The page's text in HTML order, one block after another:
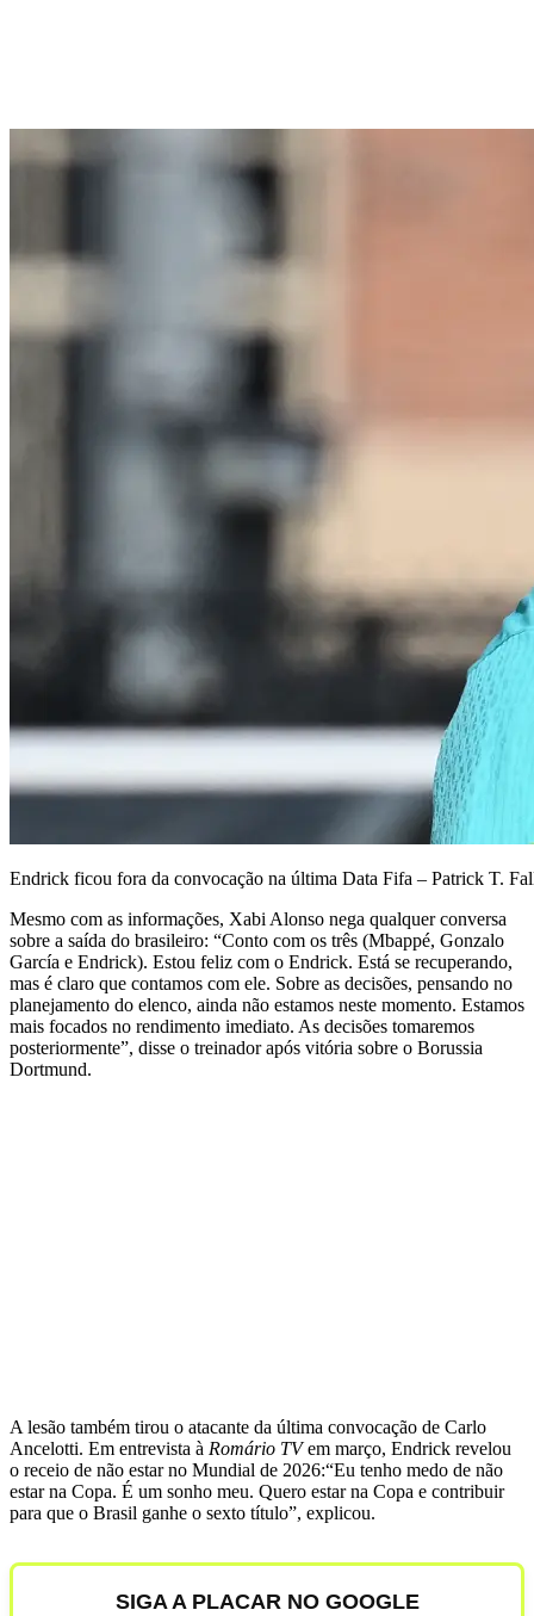
Endrick ficou fora da convocação na última Data Fifa – Patrick T.
Mesmo com as informações, Xabi Alonso nega qualquer conversa
sobre a saída do brasileiro: “Conto com os três (Mbappé, Gonzalo
García e Endrick). Estou feliz com o Endrick. Está se recuperando,
mas é claro que contamos com ele. Sobre as decisões, pensando no
planejamento do elenco, ainda não estamos neste momento. Estamos
mais focados no rendimento imediato. As decisões tomaremos
posteriormente”, disse o treinador após vitória sobre o Borussia
Dortmund.
A lesão também tirou o atacante da última convocação de Carlo
Ancelotti. Em entrevista à Romário TVem março, Endrick revelou
o receio de não estar no Mundial de 2026:“Eu tenho medo de não
estar na Copa. É um sonho meu. Quero estar na Copa e contribuir
para que o Brasil ganhe o sexto título”, explicou.
SIGA A PLACAR NO GOOGLE